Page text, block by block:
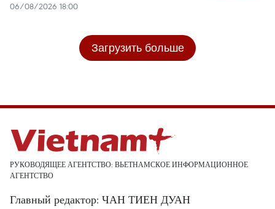
06/08/2026 18:00
Загрузить больше
РУКОВОДЯЩЕЕ АГЕНТСТВО: ВЬЕТНАМСКОЕ ИНФОРМАЦИОННОЕ
АГЕНТСТВО
Главный редактор: ЧАН ТИЕН ДУАН